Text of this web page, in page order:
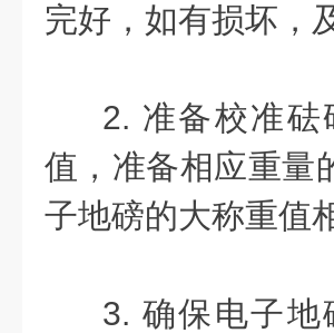
完好，如有损坏，
2. 准备校准砝
值，准备相应重量
子地磅的大称重值
3. 确保电子地